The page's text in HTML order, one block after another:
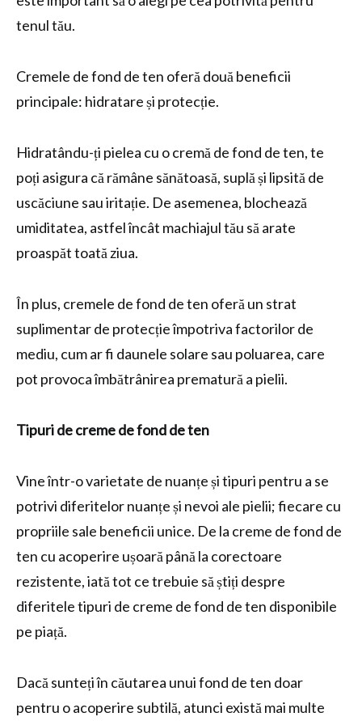
tenul tău.
Cremele de fond de ten oferă două beneficii
principale: hidratare și protecție.
Hidratându-ți pielea cu o cremă de fond de ten, te
poți asigura că rămâne sănătoasă, suplă și lipsită de
uscăciune sau iritație. De asemenea, blochează
umiditatea, astfel încât machiajul tău să arate
proaspăt toată ziua.
În plus, cremele de fond de ten oferă un strat
suplimentar de protecție împotriva factorilor de
mediu, cum ar fi daunele solare sau poluarea, care
pot provoca îmbătrânirea prematură a pielii.
Tipuri de creme de fond de ten
Vine într-o varietate de nuanțe și tipuri pentru a se
potrivi diferitelor nuanțe și nevoi ale pielii; fiecare cu
propriile sale beneficii unice. De la creme de fond de
ten cu acoperire ușoară până la corectoare
rezistente, iată tot ce trebuie să știți despre
diferitele tipuri de creme de fond de ten disponibile
pe piață.
Dacă sunteți în căutarea unui fond de ten doar
pentru o acoperire subtilă, atunci există mai multe